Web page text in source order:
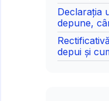
Declarația
depune,
depui și